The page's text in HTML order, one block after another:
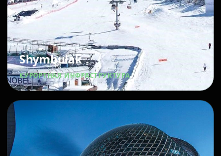
Shymbulak
КУРОРТНАЯ ИНФРАСТРУКТУРА